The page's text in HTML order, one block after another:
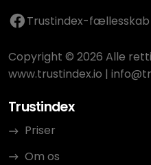
Trustindex-fællesskab
Copyright © 2026 Alle
www.trustindex.io |
Trustindex
Priser
Om os